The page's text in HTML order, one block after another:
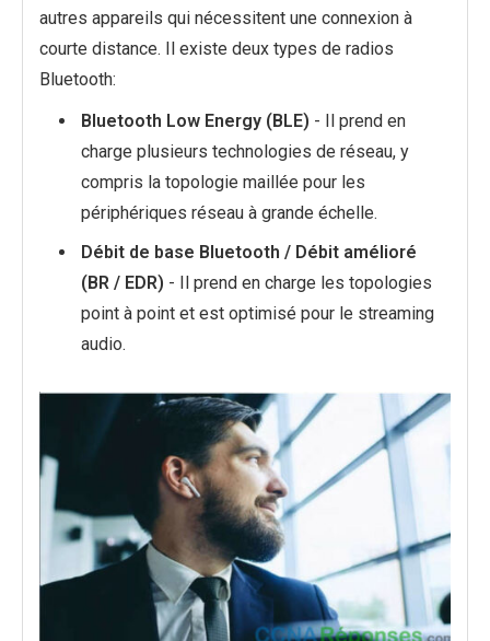
autres appareils qui nécessitent une connexion à
courte distance. Il existe deux types de radios
Bluetooth:
Bluetooth Low Energy (BLE) - Il prend en
charge plusieurs technologies de réseau, y
compris la topologie maillée pour les
périphériques réseau à grande échelle.
Débit de base Bluetooth / Débit amélioré
(BR / EDR) - Il prend en charge les topologies
point à point et est optimisé pour le streaming
audio.